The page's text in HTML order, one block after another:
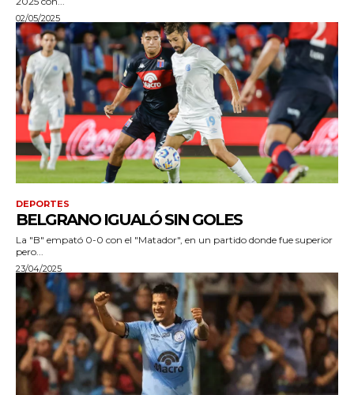
02/05/2025
DEPORTES
BELGRANO IGUALÓ SIN GOLES
La "B" empató 0-0 con el "Matador", en un partido donde fue superior
pero...
23/04/2025